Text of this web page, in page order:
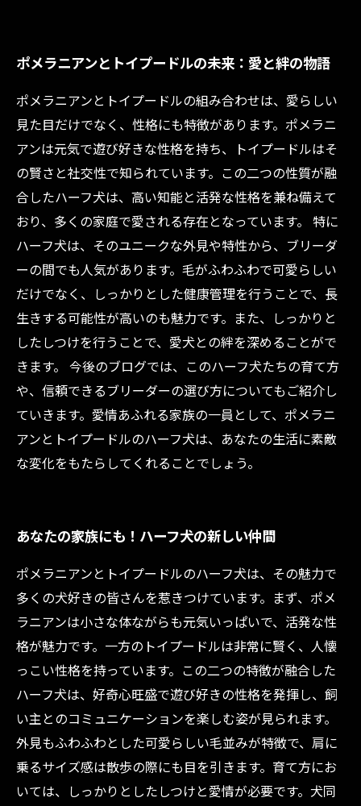
ポメラニアンとトイプードルの未来：愛と絆の物語
ポメラニアンとトイプードルの組み合わせは、愛らしい
見た目だけでなく、性格にも特徴があります。ポメラニ
アンは元気で遊び好きな性格を持ち、トイプードルはそ
の賢さと社交性で知られています。この二つの性質が融
合したハーフ犬は、高い知能と活発な性格を兼ね備えて
おり、多くの家庭で愛される存在となっています。 特に
ハーフ犬は、そのユニークな外見や特性から、ブリーダ
ーの間でも人気があります。毛がふわふわで可愛らしい
だけでなく、しっかりとした健康管理を行うことで、長
生きする可能性が高いのも魅力です。また、しっかりと
したしつけを行うことで、愛犬との絆を深めることがで
きます。 今後のブログでは、このハーフ犬たちの育て方
や、信頼できるブリーダーの選び方についてもご紹介し
ていきます。愛情あふれる家族の一員として、ポメラニ
アンとトイプードルのハーフ犬は、あなたの生活に素敵
な変化をもたらしてくれることでしょう。
あなたの家族にも！ハーフ犬の新しい仲間
ポメラニアンとトイプードルのハーフ犬は、その魅力で
多くの犬好きの皆さんを惹きつけています。まず、ポメ
ラニアンは小さな体ながらも元気いっぱいで、活発な性
格が魅力です。一方のトイプードルは非常に賢く、人懐
っこい性格を持っています。この二つの特徴が融合した
ハーフ犬は、好奇心旺盛で遊び好きの性格を発揮し、飼
い主とのコミュニケーションを楽しむ姿が見られます。
外見もふわふわとした可愛らしい毛並みが特徴で、肩に
乗るサイズ感は散歩の際にも目を引きます。育て方にお
いては、しっかりとしたしつけと愛情が必要です。犬同